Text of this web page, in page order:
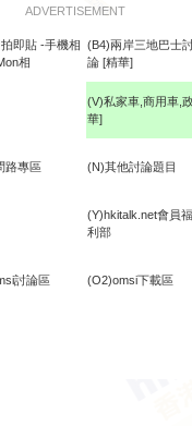
ADVERTISEMENT
即貼 -手機相
相
(B4)兩岸三地巴士
論 [精華]
(V)私家車,商用車,
華]
路專區 (N)其他討論題目
(Y)hkitalk.net會員福
利部
討論區 (O2)omsi下載區